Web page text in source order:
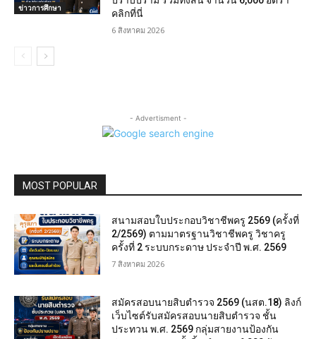
ข่าวการศึกษา
คลิกที่นี่
6 สิงหาคม 2026
- Advertisment -
MOST POPULAR
สนามสอบใบประกอบวิชาชีพครู 2569 (ครั้งที่
2/2569) ตามมาตรฐานวิชาชีพครู วิชาครู
ครั้งที่ 2 ระบบกระดาษ ประจำปี พ.ศ. 2569
7 สิงหาคม 2026
สมัครสอบนายสิบตำรวจ 2569 (นสต.18) ลิงก์
เว็บไซต์รับสมัครสอบนายสิบตำรวจ ชั้น
ประทวน พ.ศ. 2569 กลุ่มสายงานป้องกัน